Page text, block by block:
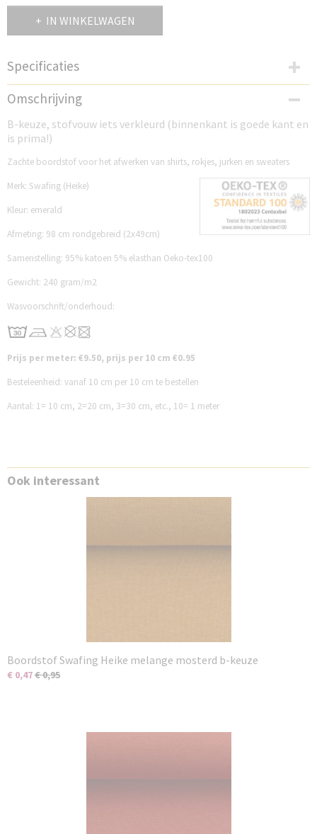
IN WINKELWAGEN
Specificaties
Productcode
SW266HE
Omschrijving
B-keuze, stofvouw iets verkleurd (binnenkant is goede kant en
is prima!)
Zachte boordstof voor het afwerken van shirts, rokjes, jurken en sweaters
Merk: Swafing (Heike)
Kleur: emerald
Afmeting: 98 cm rondgebreid (2x49cm)
Samenstelling: 95% katoen 5% elasthan Oeko-tex100
Gewicht: 240 gram/m2
Wasvoorschrift/onderhoud:
Prijs per meter: €9.50, prijs per 10 cm €0.95
Besteleenheid: vanaf 10 cm per 10 cm te bestellen
Aantal: 1= 10 cm, 2=20 cm, 3=30 cm, etc., 10= 1 meter
Ook interessant
Boordstof Swafing Heike melange mosterd b-keuze
€ 0,47€ 0,95